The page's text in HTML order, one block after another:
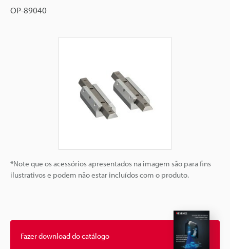
OP-89040
*Note que os acessórios apresentados na imagem são para fins
ilustrativos e podem não estar incluídos com o produto.
Fazer download do catálogo